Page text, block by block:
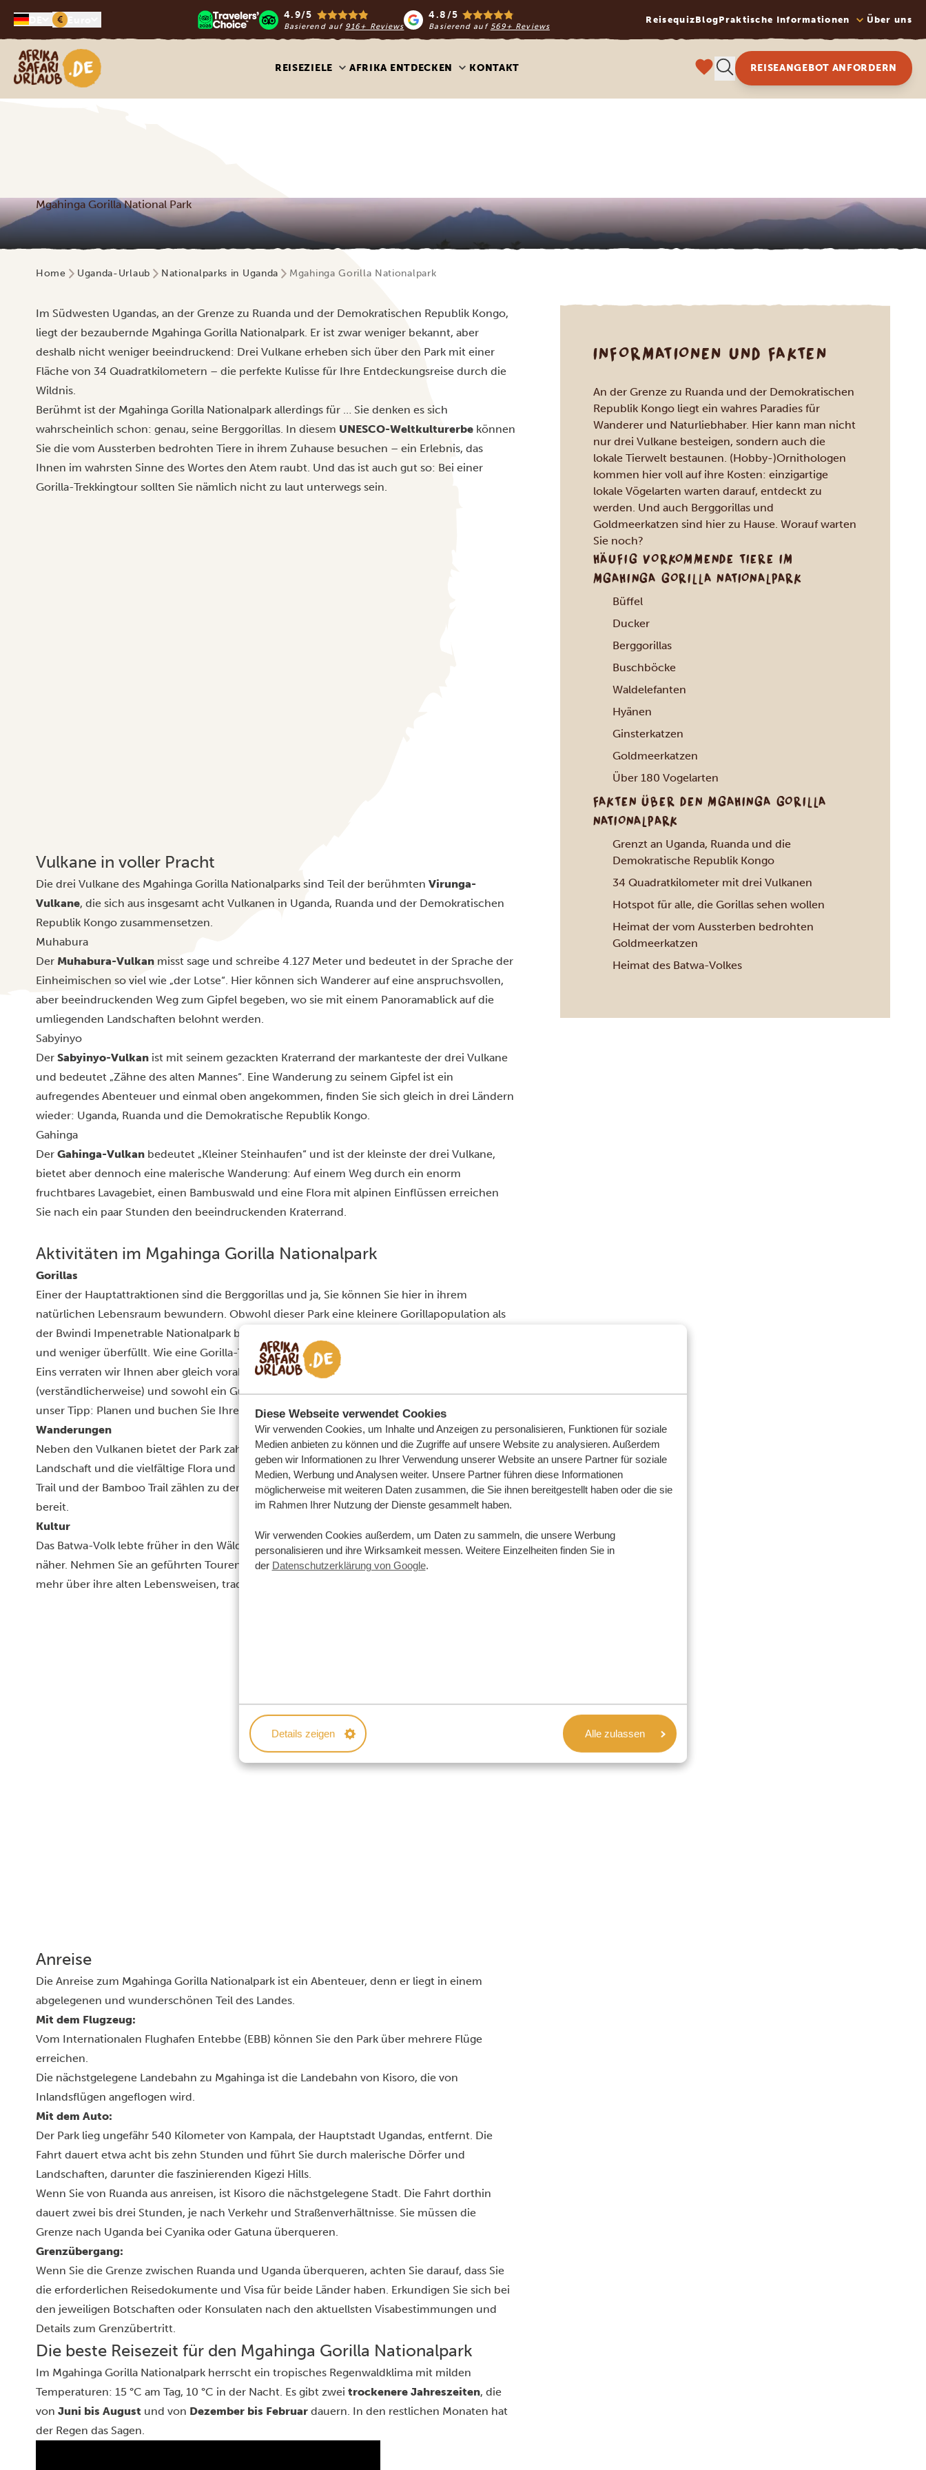
Diese Webseite verwendet Cookies
Wir verwenden Cookies, um Inhalte und Anzeigen zu personalisieren, Funktionen für soziale
Medien anbieten zu können und die Zugriffe auf unsere Website zu analysieren. Außerdem
geben wir Informationen zu Ihrer Verwendung unserer Website an unsere Partner für soziale
Medien, Werbung und Analysen weiter. Unsere Partner führen diese Informationen
möglicherweise mit weiteren Daten zusammen, die Sie ihnen bereitgestellt haben oder die sie
im Rahmen Ihrer Nutzung der Dienste gesammelt haben.
Wir verwenden Cookies außerdem, um Daten zu sammeln, die unsere Werbung
personalisieren und ihre Wirksamkeit messen. Weitere Einzelheiten finden Sie in
der Datenschutzerklärung von Google.
Details zeigen Alle zulassen
€ 4.9/5
Basierend auf 916+ Reviews
4.8/5
Basierend auf 569+ Reviews
ReisequizBlogPraktische Informationen Über uns
Afrika Safari Urlaub
REISEZIELE AFRIKA ENTDECKEN KONTAKT REISEANGEBOT ANFORDERN
Mgahinga Gorilla National Park
Home Uganda-Urlaub Nationalparks in Uganda Mgahinga Gorilla Nationalpark
Im Südwesten Ugandas, an der Grenze zu Ruanda und der Demokratischen Republik Kongo,
liegt der bezaubernde Mgahinga Gorilla Nationalpark. Er ist zwar weniger bekannt, aber
deshalb nicht weniger beeindruckend: Drei Vulkane erheben sich über den Park mit einer
Fläche von 34 Quadratkilometern – die perfekte Kulisse für Ihre Entdeckungsreise durch die
Wildnis.
Berühmt ist der Mgahinga Gorilla Nationalpark allerdings für … Sie denken es sich
wahrscheinlich schon: genau, seine Berggorillas. In diesem UNESCO-Weltkulturerbe können
Sie die vom Aussterben bedrohten Tiere in ihrem Zuhause besuchen – ein Erlebnis, das
Ihnen im wahrsten Sinne des Wortes den Atem raubt. Und das ist auch gut so: Bei einer
Gorilla-Trekkingtour sollten Sie nämlich nicht zu laut unterwegs sein.
Vulkane in voller Pracht
Die drei Vulkane des Mgahinga Gorilla Nationalparks sind Teil der berühmten Virunga-
Vulkane, die sich aus insgesamt acht Vulkanen in Uganda, Ruanda und der Demokratischen
Republik Kongo zusammensetzen.
Muhabura
Der Muhabura-Vulkan misst sage und schreibe 4.127 Meter und bedeutet in der Sprache der
Einheimischen so viel wie „der Lotse“. Hier können sich Wanderer auf eine anspruchsvollen,
aber beeindruckenden Weg zum Gipfel begeben, wo sie mit einem Panoramablick auf die
umliegenden Landschaften belohnt werden.
Sabyinyo
Der Sabyinyo-Vulkan ist mit seinem gezackten Kraterrand der markanteste der drei Vulkane
und bedeutet „Zähne des alten Mannes“. Eine Wanderung zu seinem Gipfel ist ein
aufregendes Abenteuer und einmal oben angekommen, finden Sie sich gleich in drei Ländern
wieder: Uganda, Ruanda und die Demokratische Republik Kongo.
Gahinga
Der Gahinga-Vulkan bedeutet „Kleiner Steinhaufen“ und ist der kleinste der drei Vulkane,
bietet aber dennoch eine malerische Wanderung: Auf einem Weg durch ein enorm
fruchtbares Lavagebiet, einen Bambuswald und eine Flora mit alpinen Einflüssen erreichen
Sie nach ein paar Stunden den beeindruckenden Kraterrand.
Aktivitäten im Mgahinga Gorilla Nationalpark
Gorillas
Einer der Hauptattraktionen sind die Berggorillas und ja, Sie können Sie hier in ihrem
natürlichen Lebensraum bewundern. Obwohl dieser Park eine kleinere Gorillapopulation als
der Bwindi Impenetrable Nationalpark beherbergt, bietet er Ihnen ein einmaliges Erlebnis …
und weniger überfüllt. Wie eine Gorilla-Trekkingtour aussieht, können Sie
Eins verraten wir Ihnen aber gleich vorab: Eine Gorilla-Trekkingtour ist überaus beliebt
(verständlicherweise) und sowohl ein Guide als auch eine Erlaubnis sind erforderlich. Daher
unser Tipp: Planen und buchen Sie Ihre Tour bereits im Voraus. Viel Spaß!
Wanderungen
Neben den Vulkanen bietet der Park zahlreiche Wanderwege, die Ihnen die atemberaubende
Landschaft und die vielfältige Flora und Fauna der Region näherbringen. Der Sabyinyo Gorge
Trail und der Bamboo Trail zählen zu den beliebtesten Trails und halten Einzigartiges für Sie
bereit.
Kultur
Das Batwa-Volk lebte früher in den Wäldern und bringt Ihnen heute kulturelle Erlebnisse
näher. Nehmen Sie an geführten Touren durch die Gemeinde teil und erfahren Sie dabei
mehr über ihre alten Lebensweisen, traditionellen Lieder und Tänze.
Anreise
Die Anreise zum Mgahinga Gorilla Nationalpark ist ein Abenteuer, denn er liegt in einem
abgelegenen und wunderschönen Teil des Landes.
Mit dem Flugzeug:
Vom Internationalen Flughafen Entebbe (EBB) können Sie den Park über mehrere Flüge
erreichen.
Die nächstgelegene Landebahn zu Mgahinga ist die Landebahn von Kisoro, die von
Inlandsflügen angeflogen wird.
Mit dem Auto:
Der Park lieg ungefähr 540 Kilometer von Kampala, der Hauptstadt Ugandas, entfernt. Die
Fahrt dauert etwa acht bis zehn Stunden und führt Sie durch malerische Dörfer und
Landschaften, darunter die faszinierenden Kigezi Hills.
Wenn Sie von Ruanda aus anreisen, ist Kisoro die nächstgelegene Stadt. Die Fahrt dorthin
dauert zwei bis drei Stunden, je nach Verkehr und Straßenverhältnisse. Sie müssen die
Grenze nach Uganda bei Cyanika oder Gatuna überqueren.
Grenzübergang:
Wenn Sie die Grenze zwischen Ruanda und Uganda überqueren, achten Sie darauf, dass Sie
die erforderlichen Reisedokumente und Visa für beide Länder haben. Erkundigen Sie sich bei
den jeweiligen Botschaften oder Konsulaten nach den aktuellsten Visabestimmungen und
Details zum Grenzübertritt.
Die beste Reisezeit für den Mgahinga Gorilla Nationalpark
Im Mgahinga Gorilla Nationalpark herrscht ein tropisches Regenwaldklima mit milden
Temperaturen: 15 °C am Tag, 10 °C in der Nacht. Es gibt zwei trockenere Jahreszeiten, die
von Juni bis August und von Dezember bis Februar dauern. In den restlichen Monaten hat
der Regen das Sagen.
INFORMATIONEN UND FAKTEN
An der Grenze zu Ruanda und der Demokratischen
Republik Kongo liegt ein wahres Paradies für
Wanderer und Naturliebhaber. Hier kann man nicht
nur drei Vulkane besteigen, sondern auch die
lokale Tierwelt bestaunen. (Hobby-)Ornithologen
kommen hier voll auf ihre Kosten: einzigartige
lokale Vögelarten warten darauf, entdeckt zu
werden. Und auch Berggorillas und
Goldmeerkatzen sind hier zu Hause. Worauf warten
Sie noch?
HÄUFIG VORKOMMENDE TIERE IM
MGAHINGA GORILLA NATIONALPARK
Büffel
Ducker
Berggorillas
Buschböcke
Waldelefanten
Hyänen
Ginsterkatzen
Goldmeerkatzen
Über 180 Vogelarten
FAKTEN ÜBER DEN MGAHINGA GORILLA
NATIONALPARK
Grenzt an Uganda, Ruanda und die
Demokratische Republik Kongo
34 Quadratkilometer mit drei Vulkanen
Hotspot für alle, die Gorillas sehen wollen
Heimat der vom Aussterben bedrohten
Goldmeerkatzen
Heimat des Batwa-Volkes